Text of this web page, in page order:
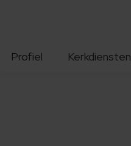
Profiel Kerkdiensten